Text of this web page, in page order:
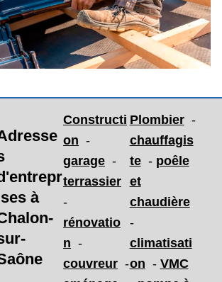
à
Constructi
on -
garage -
terrassier
-
rénovatio
n -
couvreur -
Plombier -
chauffagis
te - poêle
et
chaudière
-
climatisati
on - VMC